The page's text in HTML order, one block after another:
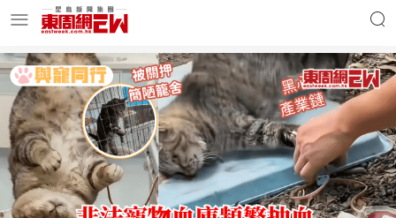
明星名人 時事財經
東周Ladies 優享生活